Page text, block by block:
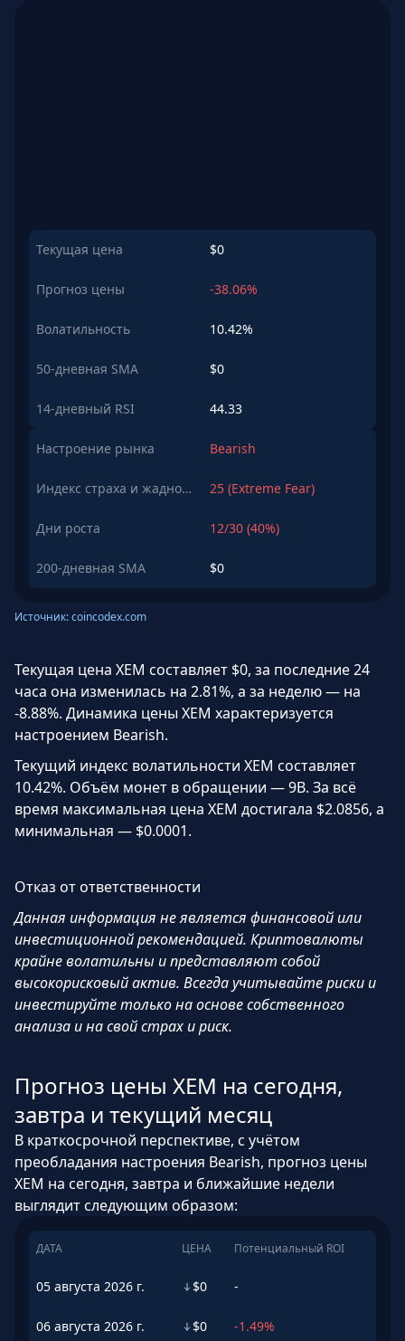
Текущая цена $0
Прогноз цены -38.06%
Волатильность 10.42%
50-дневная SMA $0
14-дневный RSI 44.33
Настроение рынка Bearish
Индекс страха и жадности 25 (Extreme Fear)
Дни роста 12/30 (40%)
200-дневная SMA $0
Источник: coincodex.com
Текущая цена XEM составляет $0, за последние 24
часа она изменилась на 2.81%, а за неделю — на
-8.88%. Динамика цены XEM характеризуется
настроением Bearish.
Текущий индекс волатильности XEM составляет
10.42%. Объём монет в обращении — 9B. За всё
время максимальная цена XEM достигала $2.0856, а
минимальная — $0.0001.
Отказ от ответственности
Данная информация не является финансовой или
инвестиционной рекомендацией. Криптовалюты
крайне волатильны и представляют собой
высокорисковый актив. Всегда учитывайте риски и
инвестируйте только на основе собственного
анализа и на свой страх и риск.
Прогноз цены XEM на сегодня,
завтра и текущий месяц
В краткосрочной перспективе, с учётом
преобладания настроения Bearish, прогноз цены
XEM на сегодня, завтра и ближайшие недели
выглядит следующим образом:
ДАТА ЦЕНА Потенциальный ROI
05 августа 2026 г. $0 -
06 августа 2026 г. $0 -1.49%